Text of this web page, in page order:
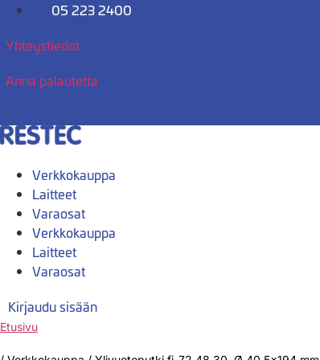
Mene
05 223 2400
Yhteystiedot
Anna palautetta
Verkkokauppa
Laitteet
Varaosat
Verkkokauppa
Laitteet
Varaosat
Kirjaudu sisään
Etusivu